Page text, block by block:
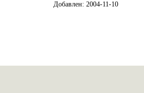
Добавлен: 2004-11-10